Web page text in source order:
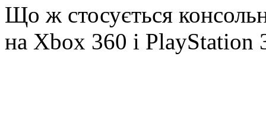
Що ж стосується
на Xbox 360 і PlayStation